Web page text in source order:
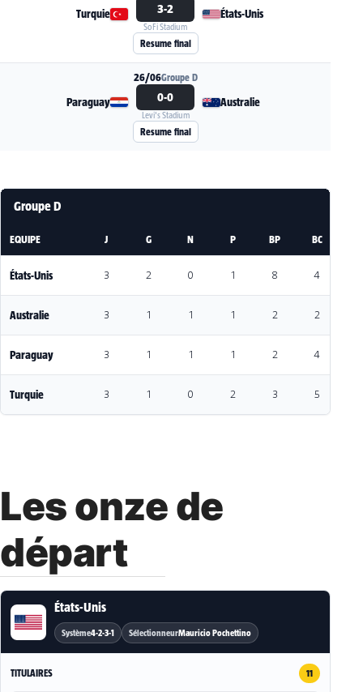
Voir la fiche du match Turquie - États-Unis
Turquie 3-2
SoFi Stadium
États-Unis
Resume final
Voir la fiche du match Paraguay - Australie
26/06Groupe D
Paraguay 0-0
Levi's Stadium
Australie
Resume final
Groupe D
EQUIPE J G N P BP BC
États-Unis 3 2 0 1 8 4
Australie 3 1 1 1 2 2
Paraguay 3 1 1 1 2 4
Turquie 3 1 0 2 3 5
Les onze de
départ
États-Unis
Système4-2-3-1 SélectionneurMauricio Pochettino
TITULAIRES 11